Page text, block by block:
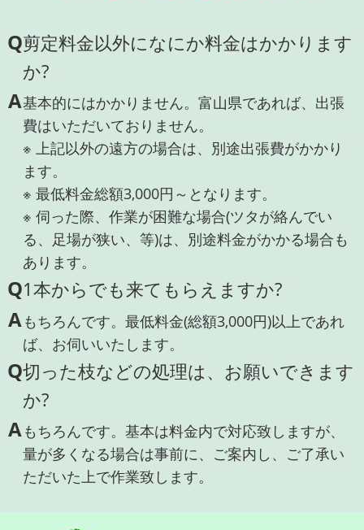
Q剪定料金以外になにか料金はかかります
か?
A基本的にはかかりません。富山県であれば、出張
費はいただいておりません。
※ 上記以外の遠方の場合は、別途出張費がかかり
ます。
※ 最低料金総額3,000円～となります。
※ 伺った際、作業が困難な場合(ツタが絡んでい
る、足場が狭い、等)は、別途料金がかかる場合も
あります。
Q1本からでも来てもらえますか?
Aもちろんです。最低料金(総額3,000円)以上であれ
ば、お伺いいたします。
Q切った枝などの処理は、お願いできます
か?
Aもちろんです。基本は料金内で対応致しますが、
量が多くなる場合は事前に、ご案内し、ご了承い
ただいた上で作業致します。